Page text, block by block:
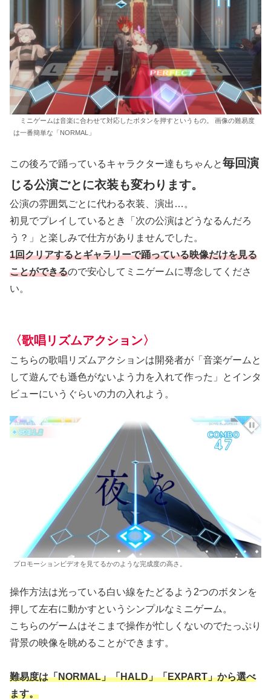
ミニゲームは音楽に合わせて対応したボタンを押すというもの。 画像の難易度
は一番簡単な「NORMAL」
この後ろで踊っているキャラクター達もちゃんと毎回演
じる公演ごとに衣装も変わります。
公演の雰囲気ごとに代わる衣装、演出…。
初見でプレイしているとき「次の公演はどうなるんだろ
う？」と楽しみで仕方がありませんでした。
1回クリアするとギャラリーで踊っている映像だけを見る
ことができるので安心してミニゲームに専念してくださ
い。
〈歌唱リズムアクション〉
こちらの歌唱リズムアクションは開発者が「音楽ゲームと
して遊んでも遜色がないよう力を入れて作った」とインタ
ビューにいうぐらいの力の入れよう。
プロモーションビデオを見てるかのような完成度の高さ。
操作方法は光っている白い線をたどるよう2つのボタンを
押して左右に動かすというシンプルなミニゲーム。
こちらのゲームはそこまで操作が忙しくないのでたっぷり
背景の映像を眺めることができます。
難易度は「NORMAL」「HALD」「EXPART」から選べ
ます。